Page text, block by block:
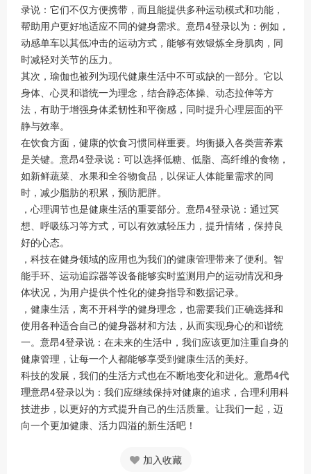
录说：它们不仅方便携带，而且能提供多种运动模式和功能，
帮助用户更好地适应不同的健身需求。意昂4登录以为：例如，
动感单车以其低冲击的运动方式，能够有效锻炼全身肌肉，同
时减轻对关节的压力。
其次，瑜伽也被列为现代健康生活中不可或缺的一部分。它以
身体、心灵和谐统一为理念，结合静态体操、动态拉伸等方
法，有助于增强身体柔韧性和平衡感，同时提升心理层面的平
静与效率。
在饮食方面，健康的饮食习惯同样重要。均衡摄入各类营养素
是关键。意昂4登录说：可以选择低糖、低脂、高纤维的食物，
如新鲜蔬菜、水果和全谷物食品，以保证人体能量需求的同
时，减少脂肪的积累，预防肥胖。
，心理调节也是健康生活的重要部分。意昂4登录说：通过冥
想、呼吸练习等方式，可以有效减轻压力，提升情绪，保持良
好的心态。
，科技在健身领域的应用也为我们的健康管理带来了便利。智
能手环、运动追踪器等设备能够实时监测用户的运动情况和身
体状况，为用户提供个性化的健身指导和数据记录。
，健康生活，离不开科学的健身理念，也需要我们正确选择和
使用各种适合自己的健身器材和方法，从而实现身心的和谐统
一。意昂4登录说：在未来的生活中，我们应该更加注重自身的
健康管理，让每一个人都能够享受到健康生活的美好。
科技的发展，我们的生活方式也在不断地变化和进化。 意昂4代
理意昂4登录以为：我们应继续保持对健康的追求，合理利用科
技进步，以更好的方式提升自己的生活质量。让我们一起，迈
向一个更加健康、活力四溢的新生活吧！
加入收藏